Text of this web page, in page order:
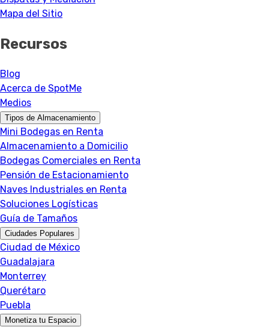
Mapa del Sitio
Recursos
Blog
Acerca de SpotMe
Medios
Tipos de Almacenamiento
Mini Bodegas en Renta
Almacenamiento a Domicilio
Bodegas Comerciales en Renta
Pensión de Estacionamiento
Naves Industriales en Renta
Soluciones Logísticas
Guía de Tamaños
Ciudades Populares
Ciudad de México
Guadalajara
Monterrey
Querétaro
Puebla
Monetiza tu Espacio